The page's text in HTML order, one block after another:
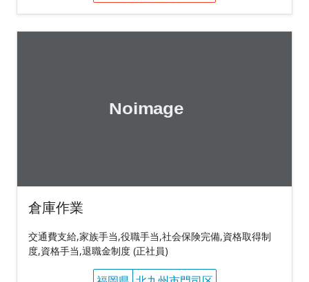
倉庫作業
交通費支給,家族手当,役職手当,社会保険完備,資格取得制
度,資格手当,退職金制度 (正社員)